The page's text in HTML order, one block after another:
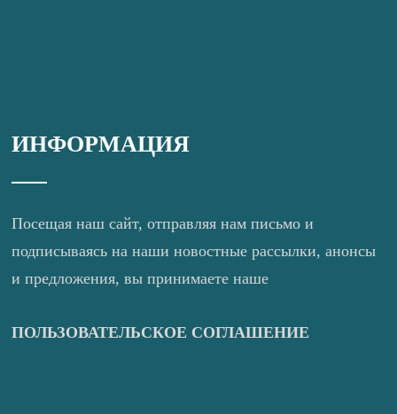
ИНФОРМАЦИЯ
Посещая наш сайт, отправляя нам письмо и
подписываясь на наши новостные рассылки, анонсы
и предложения, вы принимаете наше
ПОЛЬЗОВАТЕЛЬСКОЕ СОГЛАШЕНИЕ